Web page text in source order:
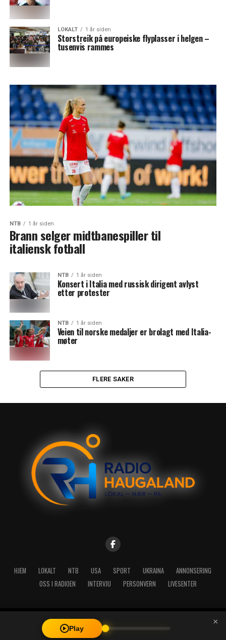
LOKALT 1 år siden
Storstreik på europeiske flyplasser i helgen –
tusenvis rammes
NTB 1 år siden
Brann selger midtbanespiller til
italiensk fotball
NTB 1 år siden
Konsert i Italia med russisk dirigent avlyst
etter protester
NTB 1 år siden
Veien til norske medaljer er brolagt med Italia-
møter
FLERE SAKER
HJEM LOKALT NTB USA SPORT UKRAINA
ANNONSERING
OSS I RADIOEN
INTERVJU PERSONVERN LIVESENTER
Copyright © 2026 A-Media AS | Radio Haugaland - Haraldsgata 114,
5527 Haugesund - Mail: post@radioh.no - Telefon: 52717273
Play
×